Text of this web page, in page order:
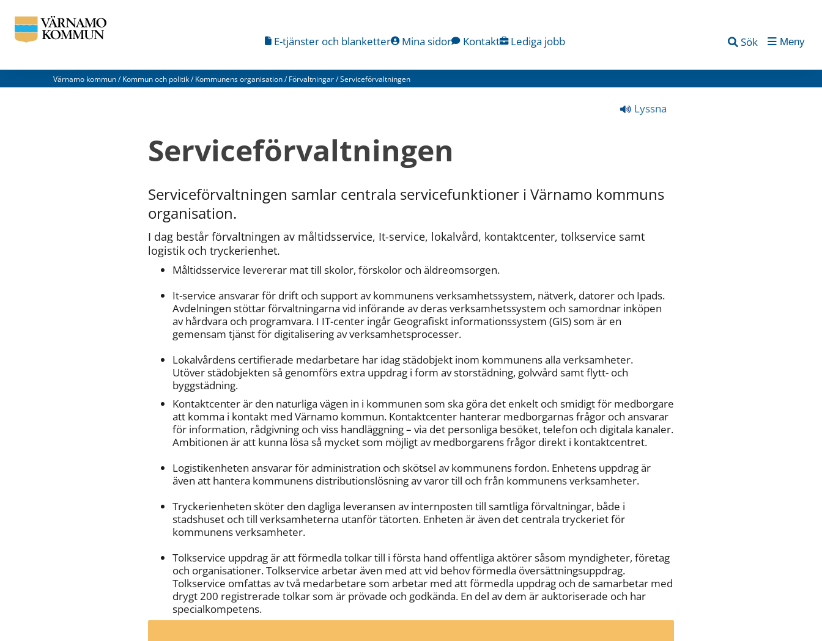
E-tjänster och blanketter Mina sidor Kontakt Lediga jobb Sök Meny
Värnamo kommun/ Kommun och politik/ Kommunens organisation/ Förvaltningar/Serviceförvaltningen
Lyssna
Serviceförvaltningen
Serviceförvaltningen samlar centrala servicefunktioner i Värnamo kommuns
organisation.
I dag består förvaltningen av måltidsservice, It-service, lokalvård, kontaktcenter, tolkservice samt
logistik och tryckerienhet.
Måltidsservice levererar mat till skolor, förskolor och äldreomsorgen.
It-service ansvarar för drift och support av kommunens verksamhetssystem, nätverk, datorer och Ipads.
Avdelningen stöttar förvaltningarna vid införande av deras verksamhetssystem och samordnar inköpen
av hårdvara och programvara. I IT-center ingår Geografiskt informationssystem (GIS) som är en
gemensam tjänst för digitalisering av verksamhetsprocesser.
Lokalvårdens certifierade medarbetare har idag städobjekt inom kommunens alla verksamheter.
Utöver städobjekten så genomförs extra uppdrag i form av storstädning, golvvård samt flytt- och
byggstädning.
Kontaktcenter är den naturliga vägen in i kommunen som ska göra det enkelt och smidigt för medborgare
att komma i kontakt med Värnamo kommun. Kontaktcenter hanterar medborgarnas frågor och ansvarar
för information, rådgivning och viss handläggning – via det personliga besöket, telefon och digitala kanaler.
Ambitionen är att kunna lösa så mycket som möjligt av medborgarens frågor direkt i kontaktcentret.
Logistikenheten ansvarar för administration och skötsel av kommunens fordon. Enhetens uppdrag är
även att hantera kommunens distributionslösning av varor till och från kommunens verksamheter.
Tryckerienheten sköter den dagliga leveransen av internposten till samtliga förvaltningar, både i
stadshuset och till verksamheterna utanför tätorten. Enheten är även det centrala tryckeriet för
kommunens verksamheter.
Tolkservice uppdrag är att förmedla tolkar till i första hand offentliga aktörer såsom myndigheter, företag
och organisationer. Tolkservice arbetar även med att vid behov förmedla översättningsuppdrag.
Tolkservice omfattas av två medarbetare som arbetar med att förmedla uppdrag och de samarbetar med
drygt 200 registrerade tolkar som är prövade och godkända. En del av dem är auktoriserade och har
specialkompetens.
kan
vi
på
den
här
webbsidan?
(obligatorisk)
kan
informationen
bättre
meddelandet.